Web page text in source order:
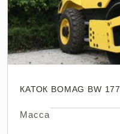
КАТОК BOMAG BW 177
Масса